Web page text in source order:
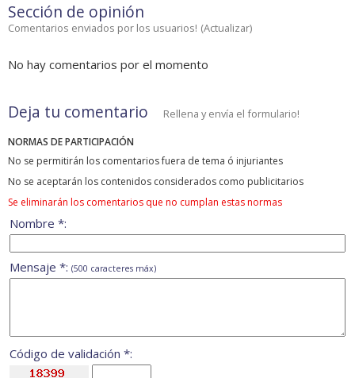
Sección de opinión
Comentarios enviados por los usuarios! (Actualizar)
No hay comentarios por el momento
Deja tu comentario Rellena y envía el formulario!
NORMAS DE PARTICIPACIÓN
No se permitirán los comentarios fuera de tema ó injuriantes
No se aceptarán los contenidos considerados como publicitarios
Se eliminarán los comentarios que no cumplan estas normas
Nombre *:
Mensaje *: (500 caracteres máx)
Código de validación *: